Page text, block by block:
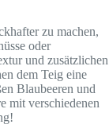
zu machen,
oder
und zusätzlichen
dem Teig eine
Blaubeeren und
mit verschiedenen